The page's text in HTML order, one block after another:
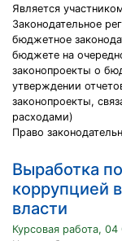
Является
Законодательное
бюджетное
бюджете на
законопроекты о
утверждении
законопроекты,
расходами)
Право
Выработка
коррупцией
власти
Курсовая работа,